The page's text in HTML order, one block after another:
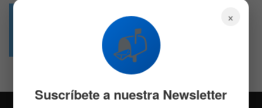
4.7k
Followers
×
📬
Suscríbete a nuestra Newsletter